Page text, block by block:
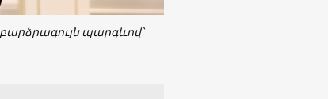
պարգևով՝